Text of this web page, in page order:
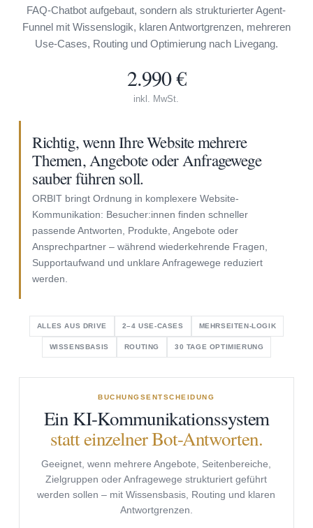
FAQ-Chatbot aufgebaut, sondern als strukturierter Agent-
Funnel mit Wissenslogik, klaren Antwortgrenzen, mehreren
Use-Cases, Routing und Optimierung nach Livegang.
2.990 €
inkl. MwSt.
Richtig, wenn Ihre Website mehrere
Themen, Angebote oder Anfragewege
sauber führen soll.
ORBIT bringt Ordnung in komplexere Website-
Kommunikation: Besucher:innen finden schneller
passende Antworten, Produkte, Angebote oder
Ansprechpartner – während wiederkehrende Fragen,
Supportaufwand und unklare Anfragewege reduziert
werden.
ALLES AUS DRIVE 2–4 USE-CASES MEHRSEITEN-LOGIK
WISSENSBASIS ROUTING 30 TAGE OPTIMIERUNG
BUCHUNGSENTSCHEIDUNG
Ein KI-Kommunikationssystem
statt einzelner Bot-Antworten.
Geeignet, wenn mehrere Angebote, Seitenbereiche,
Zielgruppen oder Anfragewege strukturiert geführt
werden sollen – mit Wissensbasis, Routing und klaren
Antwortgrenzen.